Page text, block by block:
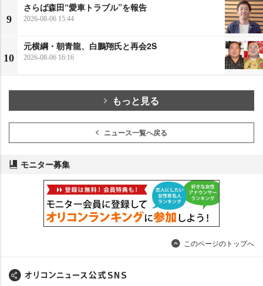
9
さらば森田“愛車トラブル”を報告
2026-08-06 15:44
10
元横綱・朝青龍、白鵬翔氏と再会2S
2026-08-06 16:16
もっと見る
ニュース一覧へ戻る
モニター募集
このページのトップへ